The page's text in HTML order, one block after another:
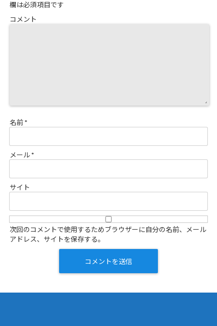
欄は必須項目です
コメント
名前*
メール*
サイト
次回のコメントで使用するためブラウザーに自分の名前、メール
アドレス、サイトを保存する。